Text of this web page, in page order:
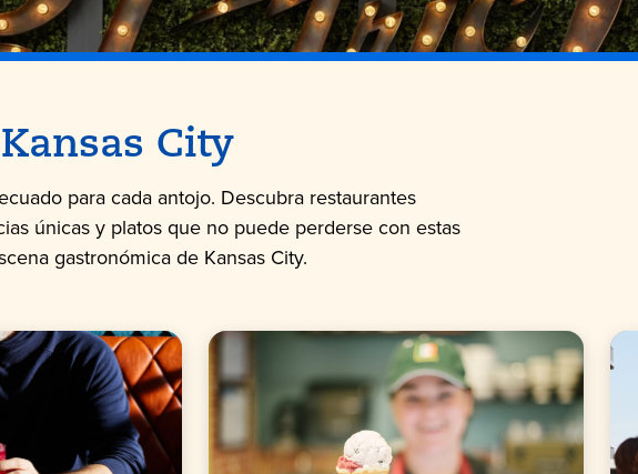
Kansas City
para cada antojo. Descubra restaurantes
únicas y platos que no puede perderse con estas
gastronómica de Kansas City.